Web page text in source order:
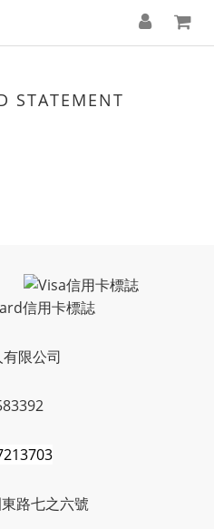
STATEMENT
限公司
路七之六號